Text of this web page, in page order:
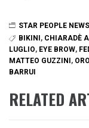
STAR PEOPLE NEWS
BIKINI, CHIARADÈ
LUGLIO, EYE BROW,
MATTEO GUZZINI , ORO
BARRUI
RELATED